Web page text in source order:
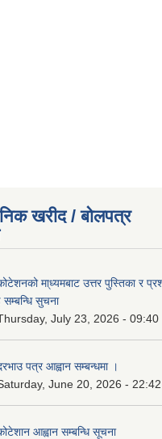
खरीद / बोलपत्र
मा्ध्यमबाट उत्तर पुस्तिका र
सुचना
July 23, 2026 - 09:40
पत्र आह्वान सम्बन्धमा ।
June 20, 2026 - 22:42
आह्वान सम्बन्धि सूचना